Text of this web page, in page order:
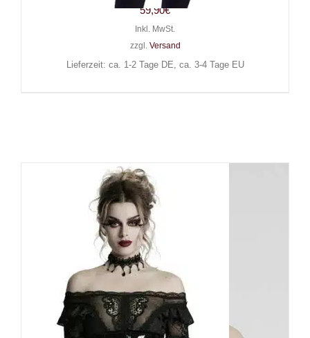
59,90€
Inkl. MwSt.
zzgl. Versand
Lieferzeit: ca. 1-2 Tage DE, ca. 3-4 Tage EU